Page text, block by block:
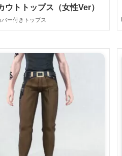
ウトトップス（女性Ver）
バー付きトップス